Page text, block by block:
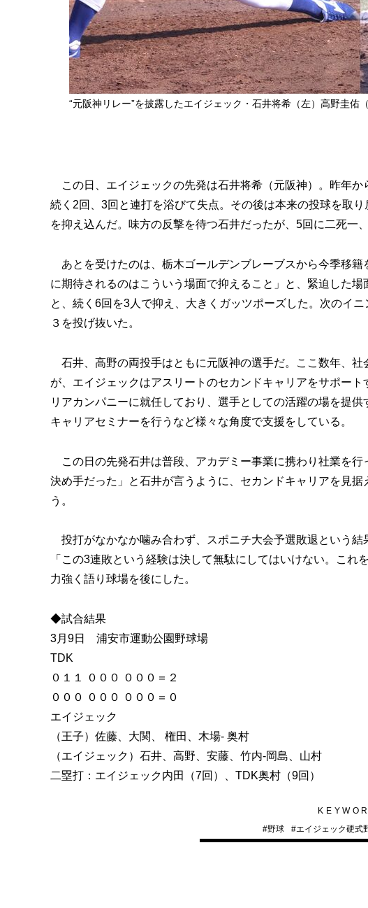
“元阪神リレー”を披露したエイジェック・石井将希（左）高野圭佑（
この日、エイジェックの先発は石井将希（元阪神）。昨年か
続く2回、3回と連打を浴びて失点。その後は本来の投球を取
を抑え込んだ。味方の反撃を待つ石井だったが、5回に二死一
あとを受けたのは、栃木ゴールデンブレーブスから今季移
に期待されるのはこういう場面で抑えること」と、緊迫した
と、続く6回を3人で抑え、大きくガッツポーズした。次のイ
３を投げ抜いた。
石井、高野の両投手はともに元阪神の選手だ。ここ数年、
が、エイジェックはアスリートのセカンドキャリアをサポー
リアカンパニーに就任しており、選手としての活躍の場を提
キャリアセミナーを行うなど様々な角度で支援をしている。
この日の先発石井は普段、アカデミー事業に携わり社業を
決め手だった」と石井が言うように、セカンドキャリアを見
う。
投打がなかなか噛み合わず、スポニチ大会予選敗退という
「この3連敗という経験は決して無駄にしてはいけない。こ
力強く語り球場を後にした。
◆試合結果
3月9日 浦安市運動公園野球場
TDK
０１１ ０００ ０００＝２
０００ ０００ ０００＝０
エイジェック
（王子）佐藤、大関、 権田、木場- 奥村
（エイジェック）石井、高野、安藤、竹内-岡島、山村
二塁打：エイジェック内田（7回）、TDK奥村（9回）
#野球 #エイジェック硬式